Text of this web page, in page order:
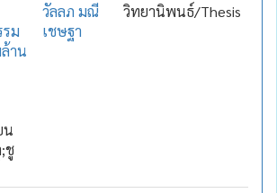
ม
าน
น
ชู
วัลลภ มณี
เชษฐา
วิทยานิพนธ์/Thesis